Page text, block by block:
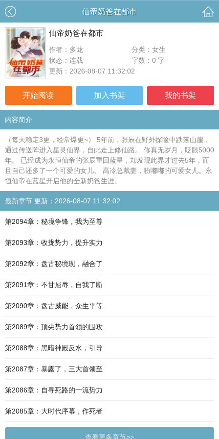
仙帝奶爸在都市
仙帝奶爸在都市
作者：多龙
分类：女生
状态：连载
字数：0 字
更新：2026-08-07 11:32:02
开始阅读 加入书架 我的书架
内容简介
（每天稳定3更，经常爆更~） 5年前，张辰在野外探险中跌落山崖，
通过传送阵进入星灵仙界，自此走上修仙路。 修真无岁月，眨眼5000
年。 已经成为永恒仙帝的张辰重回蓝星，却发现此界才过去5年，而
且自己还多了一个可爱的女儿。 高冷总裁妻，粉嘟嘟的可爱女儿。永
恒仙帝在蓝星开启他的全新奶爸生涯。
最新章节 更新：2026-08-07 11:32:02
第2094章：秘境争锋，我为至尊
第2093章：收拢势力，提升实力
第2092章：盘古秘境现，融合了
第2091章：不甘屈辱，自我了断
第2090章：盘古威能，众生平等
第2089章：顶尖势力首领的围攻
第2088章：黑暗神殿反水，引导
第2087章：暴露了，三大首领至
第2086章：自寻死路的一流势力
第2085章：大时代序幕，作死者
查看更多章节>>